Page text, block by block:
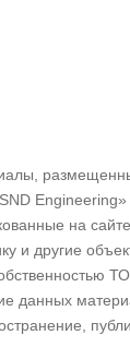
Engineering»
на
и другие
данных